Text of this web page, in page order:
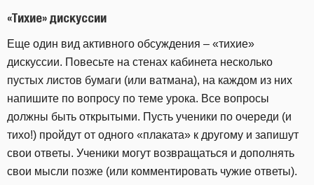
«Тихие» дискуссии
Еще один вид активного обсуждения – «тихие»
дискуссии. Повесьте на стенах кабинета несколько
пустых листов бумаги (или ватмана), на каждом из них
напишите по вопросу по теме урока. Все вопросы
должны быть открытыми. Пусть ученики по очереди (и
тихо!) пройдут от одного «плаката» к другому и запишут
свои ответы. Ученики могут возвращаться и дополнять
свои мысли позже (или комментировать чужие ответы).